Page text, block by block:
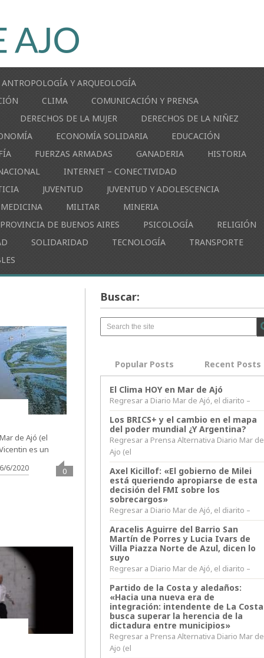
ANTROPOLOGÍA Y ARQUEOLOGÍA
CLIMA
COMUNICACIÓN Y PRENSA
DERECHOS DE LA MUJER
DERECHOS DE LA NIÑEZ
ECONOMÍA SOLIDARIA
EDUCACIÓN
FUERZAS ARMADAS GANADERIA
HISTORIA
INTERNET – CONECTIVIDAD
JUVENTUD
JUVENTUD Y ADOLESCENCIA
MEDICINA MILITAR
MINERIA
PROVINCIA DE BUENOS AIRES PSICOLOGÍA
RELIGIÓN
SOLIDARIDAD TECNOLOGÍA
TRANSPORTE
de Ajó (el
es un
6/2020 0
Buscar:
Popular Posts Recent Posts
El Clima HOY en Mar de Ajó
Regresar a Diario Mar de Ajó, el diarito –
Los BRICS+ y el cambio en el mapa
del poder mundial ¿Y Argentina?
Regresar a Prensa Alternativa Diario Mar de
Ajo (el
Axel Kicillof: «El gobierno de Milei
está queriendo apropiarse de esta
decisión del FMI sobre los
sobrecargos»
Regresar a Diario Mar de Ajó, el diarito –
Aracelis Aguirre del Barrio San
Martín de Porres y Lucia Ivars de
Villa Piazza Norte de Azul, dicen lo
suyo
Regresar a Diario Mar de Ajó, el diarito –
Partido de la Costa y aledaños:
«Hacia una nueva era de
integración: intendente de La Costa
busca superar la herencia de la
dictadura entre municipios»
Regresar a Prensa Alternativa Diario Mar de
Ajo (el